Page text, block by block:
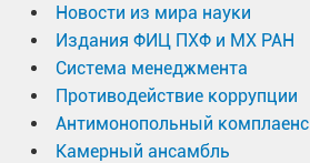
Новости из мира науки
Издания ФИЦ ПХФ и МХ РАН
Система менеджмента
Противодействие коррупции
Антимонопольный комплаенс
Камерный ансамбль